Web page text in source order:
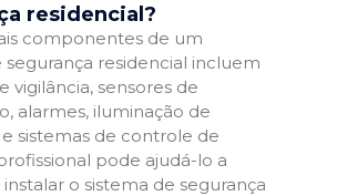
residencial?
componentes de um
segurança residencial incluem
vigilância, sensores de
alarmes, iluminação de
sistemas de controle de
pode ajudá-lo a
o sistema de segurança